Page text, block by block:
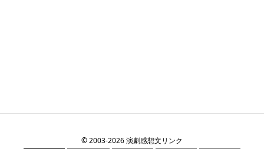
©2003-2026演劇感想文リンク